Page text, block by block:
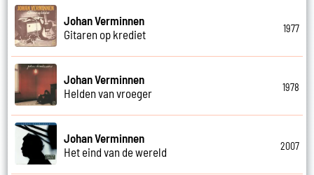
Johan Verminnen
Gitaren op krediet
1977
Johan Verminnen
Helden van vroeger
1978
Johan Verminnen
Het eind van de wereld
2007